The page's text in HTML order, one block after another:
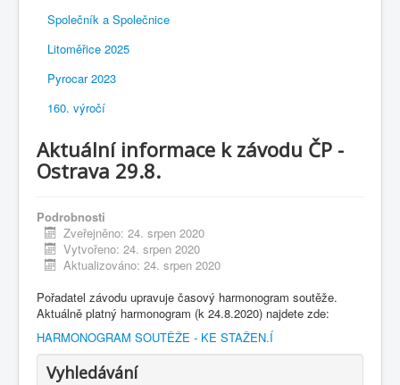
Společník a Společnice
Litoměřice 2025
Pyrocar 2023
160. výročí
Aktuální informace k závodu ČP -
Ostrava 29.8.
Podrobnosti
Zveřejněno: 24. srpen 2020
Vytvořeno: 24. srpen 2020
Aktualizováno: 24. srpen 2020
Pořadatel závodu upravuje časový harmonogram soutěže.
Aktuálně platný harmonogram (k 24.8.2020) najdete zde:
HARMONOGRAM SOUTĚŽE - KE STAŽEN.Í
Vyhledávání